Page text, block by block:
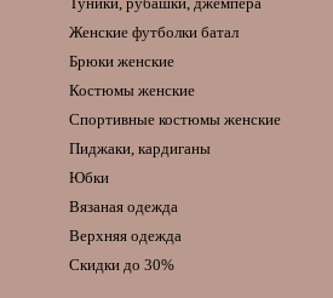
Женские футболки батал
Брюки женские
Костюмы женские
Спортивные костюмы женские
Пиджаки, кардиганы
Юбки
Вязаная одежда
Верхняя одежда
Скидки до 30%